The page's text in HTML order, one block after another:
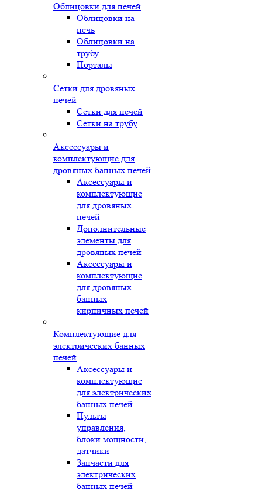
Облицовки для печей
Облицовки на
печь
Облицовки на
трубу
Порталы
Сетки для дровяных
печей
Сетки для печей
Сетки на трубу
Аксессуары и
комплектующие для
дровяных банных печей
Аксессуары и
комплектующие
для дровяных
печей
Дополнительные
элементы для
дровяных печей
Аксессуары и
комплектующие
для дровяных
банных
кирпичных печей
Комплектующие для
электрических банных
печей
Аксессуары и
комплектующие
для электрических
банных печей
Пульты
управления,
блоки мощности,
датчики
Запчасти для
электрических
банных печей